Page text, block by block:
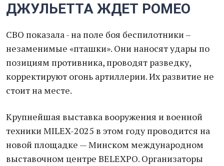
ДЖУЛЬЕТТА ЖДЕТ РОМЕО
СВО показала - на поле боя беспилотники –
незаменимые «пташки». Они наносят удары по
позициям противника, проводят разведку,
корректируют огонь артиллерии. Их развитие не
стоит на месте.
Крупнейшая выставка вооружения и военной
техники MILEX-2025 в этом году проводится на
новой площадке — Минском международном
выставочном центре BELEXPO. Организаторы